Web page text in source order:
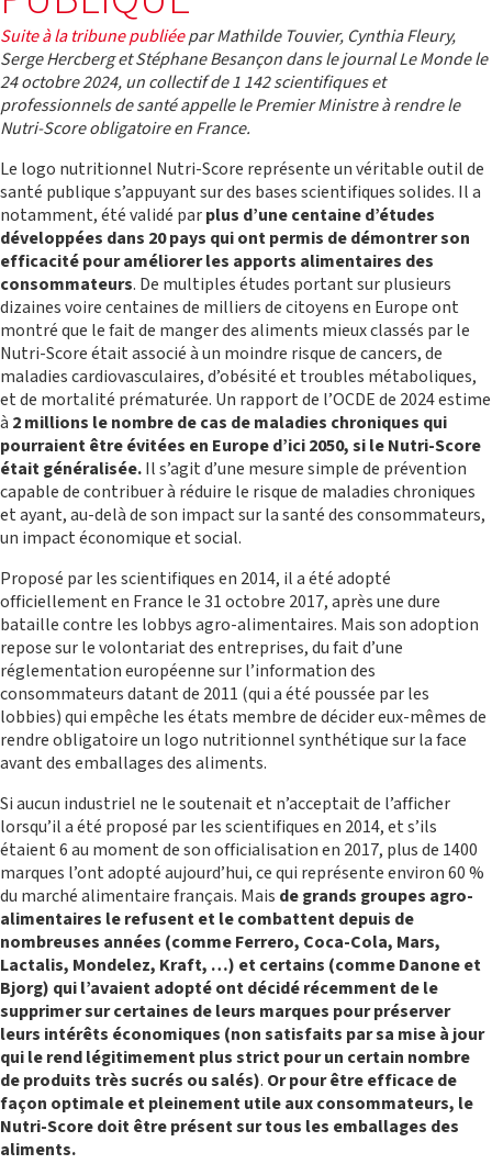
urgence sanitaire par les acteurs du
développement.
D’abord présente au Mali, Santé Diabète a
ensuite développé ses actions au Burkina
Faso, au Sénégal (jusqu'en 2018), en Union des
Comores, ainsi qu’en France (siège de
l’association), avec des équipes permanentes
dans chaque pays.
Qui sommes-nous ?
PROGRAMME BURKINA FASO
PROGRAMME MALI
PROGRAMME UNION DES COMORES
FRANCE
Le diabète
Mieux vivre son diabète
Suite à la tribune publiéepar Mathilde Touvier, Cynthia Fleury,
Serge Hercberg et Stéphane Besançon dans le journal Le Monde le
24 octobre 2024, un collectif de 1 142 scientifiques et
professionnels de santé appelle le Premier Ministre à rendre le
Nutri-Score obligatoire en France.
Le logo nutritionnel Nutri-Score représente un véritable outil de
santé publique s’appuyant sur des bases scientifiques solides. Il a
notamment, été validé parplus d’une centaine d’études
développées dans 20 pays qui ont permis de démontrer son
efficacité pour améliorer les apports alimentaires des
consommateurs. De multiples études portant sur plusieurs
dizaines voire centaines de milliers de citoyens en Europe ont
montré que le fait de manger des aliments mieux classés par le
Nutri-Score était associé à un moindre risque de cancers, de
maladies cardiovasculaires, d’obésité et troubles métaboliques,
et de mortalité prématurée. Un rapport de l’OCDE de 2024 estime
à 2 millions le nombre de cas de maladies chroniques qui
pourraient être évitées en Europe d’ici 2050, si le Nutri-Score
était généralisée.Il s’agit d’une mesure simple de prévention
capable de contribuer à réduire le risque de maladies chroniques
et ayant, au-delà de son impact sur la santé des consommateurs,
un impact économique et social.
Proposé par les scientifiques en 2014, il a été adopté
officiellement en France le 31 octobre 2017, après une dure
bataille contre les lobbys agro-alimentaires. Mais son adoption
repose sur le volontariat des entreprises, du fait d’une
réglementation européenne sur l’information des
consommateurs datant de 2011 (qui a été poussée par les
lobbies) qui empêche les états membre de décider eux-mêmes de
rendre obligatoire un logo nutritionnel synthétique sur la face
avant des emballages des aliments.
Si aucun industriel ne le soutenait et n’acceptait de l’afficher
lorsqu’il a été proposé par les scientifiques en 2014, et s’ils
étaient 6 au moment de son officialisation en 2017, plus de 1400
marques l’ont adopté aujourd’hui, ce qui représente environ 60 %
du marché alimentaire français. Mais de grands groupes agro-
alimentaires le refusent et le combattent depuis de
nombreuses années (comme Ferrero, Coca-Cola, Mars,
Lactalis, Mondelez, Kraft, …) et certains (comme Danone et
Bjorg) qui l’avaient adopté ont décidé récemment de le
supprimer sur certaines de leurs marques pour préserver
leurs intérêts économiques (non satisfaits par sa mise à jour
qui le rend légitimement plus strict pour un certain nombre
de produits très sucrés ou salés). Or pour être efficace de
façon optimale et pleinement utile aux consommateurs, le
Nutri-Score doit être présent sur tous les emballages des
aliments.